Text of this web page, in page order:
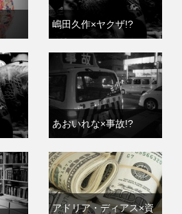
嶋田久作×ヤクザ!?
あおいれな×事故!?
アドリア・ディアス×資